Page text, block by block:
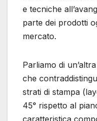
e tecniche
parte dei prodotti
mercato.
Parliamo di
che
strati di stampa
45° rispetto al